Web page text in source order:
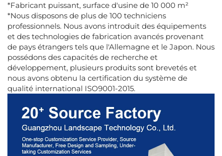
*Fabricant puissant, surface d'usine de 10 000 m²
*Nous disposons de plus de 100 techniciens
professionnels. Nous avons introduit des équipements
et des technologies de fabrication avancés provenant
de pays étrangers tels que l'Allemagne et le Japon. Nous
possédons des capacités de recherche et
développement, plusieurs produits sont brevetés et
nous avons obtenu la certification du système de
qualité international ISO9001-2015.